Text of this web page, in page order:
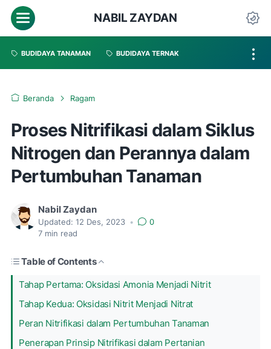
NABIL ZAYDAN
BUDIDAYA TANAMAN BUDIDAYA TERNAK
Beranda Ragam
Proses Nitrifikasi dalam Siklus
Nitrogen dan Perannya dalam
Pertumbuhan Tanaman
Nabil Zaydan
Updated: 12 Des, 2023 •
0
7 min read
Table of Contents
Tahap Pertama: Oksidasi Amonia Menjadi Nitrit
Tahap Kedua: Oksidasi Nitrit Menjadi Nitrat
Peran Nitrifikasi dalam Pertumbuhan Tanaman
Penerapan Prinsip Nitrifikasi dalam Pertanian